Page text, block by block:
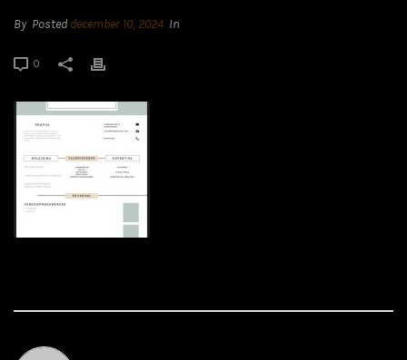
By Posted december 10, 2024 In
0